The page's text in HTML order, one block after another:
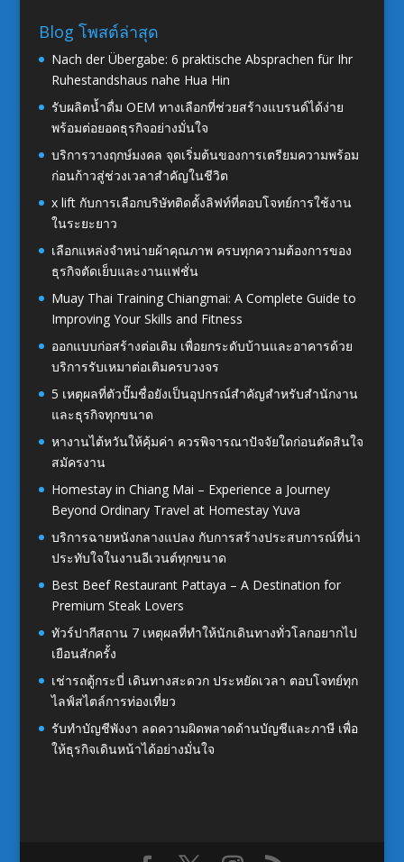
Blog โพสต์ล่าสุด
Nach der Übergabe: 6 praktische Absprachen für Ihr
Ruhestandshaus nahe Hua Hin
รับผลิตน้ำดื่ม OEM ทางเลือกที่ช่วยสร้างแบรนด์ได้ง่าย
พร้อมต่อยอดธุรกิจอย่างมั่นใจ
บริการวางฤกษ์มงคล จุดเริ่มต้นของการเตรียมความพร้อม
ก่อนก้าวสู่ช่วงเวลาสำคัญในชีวิต
x lift กับการเลือกบริษัทติดตั้งลิฟท์ที่ตอบโจทย์การใช้งาน
ในระยะยาว
เลือกแหล่งจำหน่ายผ้าคุณภาพ ครบทุกความต้องการของ
ธุรกิจตัดเย็บและงานแฟชั่น
Muay Thai Training Chiangmai: A Complete Guide to
Improving Your Skills and Fitness
ออกแบบก่อสร้างต่อเติม เพื่อยกระดับบ้านและอาคารด้วย
บริการรับเหมาต่อเติมครบวงจร
5 เหตุผลที่ตัวปั๊มชื่อยังเป็นอุปกรณ์สำคัญสำหรับสำนักงาน
และธุรกิจทุกขนาด
หางานไต้หวันให้คุ้มค่า ควรพิจารณาปัจจัยใดก่อนตัดสินใจ
สมัครงาน
Homestay in Chiang Mai – Experience a Journey
Beyond Ordinary Travel at Homestay Yuva
บริการฉายหนังกลางแปลง กับการสร้างประสบการณ์ที่น่า
ประทับใจในงานอีเวนต์ทุกขนาด
Best Beef Restaurant Pattaya – A Destination for
Premium Steak Lovers
ทัวร์ปากีสถาน 7 เหตุผลที่ทำให้นักเดินทางทั่วโลกอยากไป
เยือนสักครั้ง
เช่ารถตู้กระบี่ เดินทางสะดวก ประหยัดเวลา ตอบโจทย์ทุก
ไลฟ์สไตล์การท่องเที่ยว
รับทำบัญชีพังงา ลดความผิดพลาดด้านบัญชีและภาษี เพื่อ
ให้ธุรกิจเดินหน้าได้อย่างมั่นใจ